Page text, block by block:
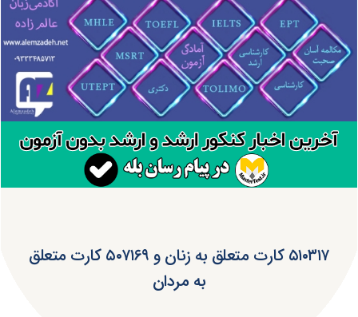
۵۱۰۳۱۷ کارت متعلق به زنان و ۵۰۷۱۶۹ کارت متعلق
به مردان